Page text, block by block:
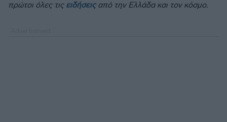
πρώτοι όλες τις ειδήσειςαπό την Ελλάδα και τον κόσμο.